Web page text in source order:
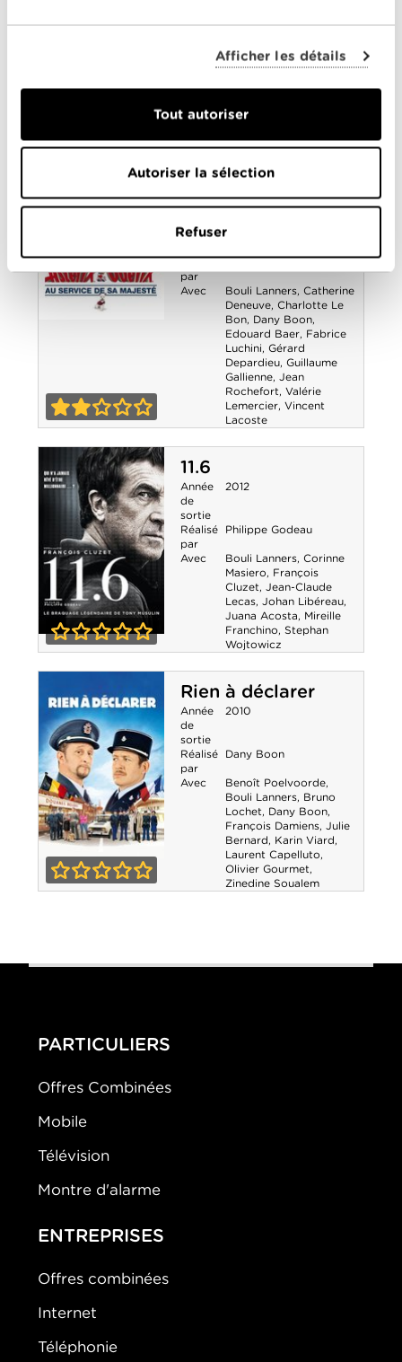
Afficher les détails
Tout autoriser
Autoriser la sélection
Refuser
par
Lanners, Céline Sallette
Corinne Masiero,Marion
Astérix et Obélix -
Au service de sa
majesté
sa majesté
de
Réalisé
par
Laurent Tirard
Avec Bouli Lanners, Catherine
Deneuve, Charlotte Le
Bon, Dany Boon,
Edouard Baer, Fabrice
Luchini, Gérard
Depardieu, Guillaume
Gallienne, Jean
Rochefort, Valérie
Lemercier, Vincent
Lacoste
11.6
11.6
Année
de
sortie
2012
Réalisé
par
Philippe Godeau
Avec Bouli Lanners, Corinne
Masiero, François
Cluzet, Jean-Claude
Lecas, Johan Libéreau,
Juana Acosta, Mireille
Franchino, Stephan
Wojtowicz
Rien à déclarer
Rien à déclarer
Année
de
sortie
2010
Réalisé
par
Dany Boon
Avec Benoît Poelvoorde,
Bouli Lanners, Bruno
Lochet, Dany Boon,
François Damiens, Julie
Bernard, Karin Viard,
Laurent Capelluto,
Olivier Gourmet,
Zinedine Soualem
PARTICULIERS
Offres Combinées
Mobile
Télévision
Montre d'alarme
ENTREPRISES
Offres combinées
Internet
Téléphonie